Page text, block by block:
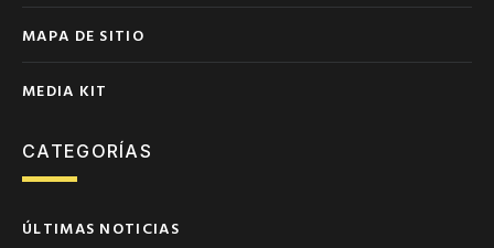
MAPA DE SITIO
MEDIA KIT
CATEGORÍAS
ÚLTIMAS NOTICIAS